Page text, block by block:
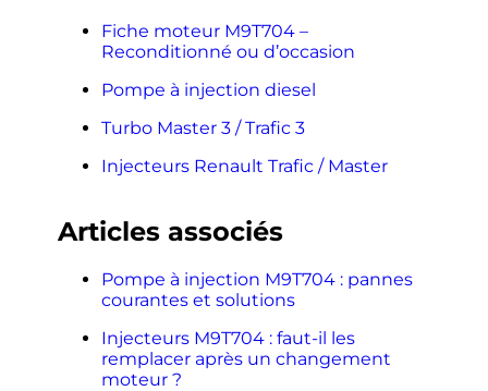
Fiche moteur M9T704 –
Reconditionné ou d’occasion
Pompe à injection diesel
Turbo Master 3 / Trafic 3
Injecteurs Renault Trafic / Master
Articles associés
Pompe à injection M9T704 : pannes
courantes et solutions
Injecteurs M9T704 : faut-il les
remplacer après un changement
moteur ?